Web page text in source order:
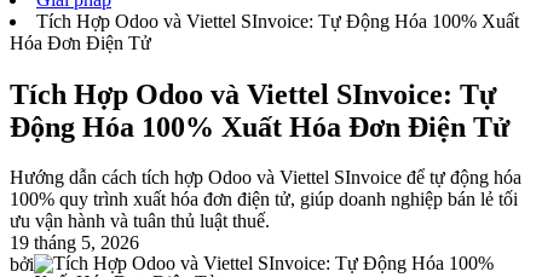
Tích Hợp Odoo và Viettel SInvoice: Tự Động Hóa 100% Xuất
Hóa Đơn Điện Tử
Tích Hợp Odoo và Viettel SInvoice: Tự
Động Hóa 100% Xuất Hóa Đơn Điện Tử
Hướng dẫn cách tích hợp Odoo và Viettel SInvoice để tự động hóa
100% quy trình xuất hóa đơn điện tử, giúp doanh nghiệp bán lẻ tối
ưu vận hành và tuân thủ luật thuế.
19 tháng 5, 2026
bởi